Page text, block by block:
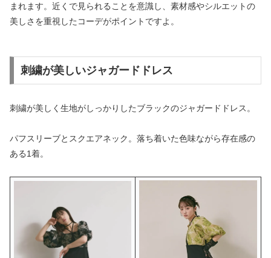
まれます。近くで見られることを意識し、素材感やシルエットの
美しさを重視したコーデがポイントですよ。
刺繍が美しいジャガードドレス
刺繍が美しく生地がしっかりしたブラックのジャガードドレス。
パフスリーブとスクエアネック。落ち着いた色味ながら存在感の
ある1着。